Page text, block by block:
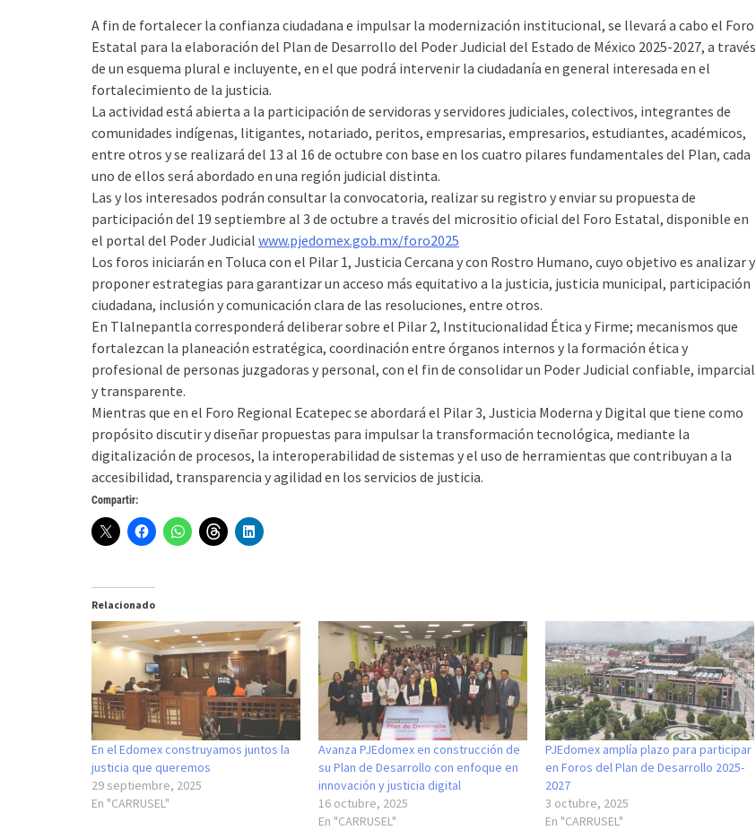
A fin de fortalecer la confianza ciudadana e impulsar la modernización institucional, se llevará a cabo el Foro
Estatal para la elaboración del Plan de Desarrollo del Poder Judicial del Estado de México 2025-2027, a través
de un esquema plural e incluyente, en el que podrá intervenir la ciudadanía en general interesada en el
fortalecimiento de la justicia.
La actividad está abierta a la participación de servidoras y servidores judiciales, colectivos, integrantes de
comunidades indígenas, litigantes, notariado, peritos, empresarias, empresarios, estudiantes, académicos,
entre otros y se realizará del 13 al 16 de octubre con base en los cuatro pilares fundamentales del Plan, cada
uno de ellos será abordado en una región judicial distinta.
Las y los interesados podrán consultar la convocatoria, realizar su registro y enviar su propuesta de
participación del 19 septiembre al 3 de octubre a través del micrositio oficial del Foro Estatal, disponible en
el portal del Poder Judicial www.pjedomex.gob.mx/foro2025
Los foros iniciarán en Toluca con el Pilar 1, Justicia Cercana y con Rostro Humano, cuyo objetivo es analizar y
proponer estrategias para garantizar un acceso más equitativo a la justicia, justicia municipal, participación
ciudadana, inclusión y comunicación clara de las resoluciones, entre otros.
En Tlalnepantla corresponderá deliberar sobre el Pilar 2, Institucionalidad Ética y Firme; mecanismos que
fortalezcan la planeación estratégica, coordinación entre órganos internos y la formación ética y
profesional de personas juzgadoras y personal, con el fin de consolidar un Poder Judicial confiable, imparcial
y transparente.
Mientras que en el Foro Regional Ecatepec se abordará el Pilar 3, Justicia Moderna y Digital que tiene como
propósito discutir y diseñar propuestas para impulsar la transformación tecnológica, mediante la
digitalización de procesos, la interoperabilidad de sistemas y el uso de herramientas que contribuyan a la
accesibilidad, transparencia y agilidad en los servicios de justicia.
Compartir:
Relacionado
En el Edomex construyamos juntos la
justicia que queremos
29 septiembre, 2025
En "CARRUSEL"
Avanza PJEdomex en construcción de
su Plan de Desarrollo con enfoque en
innovación y justicia digital
16 octubre, 2025
En "CARRUSEL"
PJEdomex amplía plazo para participar
en Foros del Plan de Desarrollo 2025-
2027
3 octubre, 2025
En "CARRUSEL"